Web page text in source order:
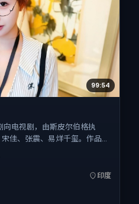
99:54
向电视剧，由斯皮尔伯格执
佳、张震、易烊千玺。作品主
分钟。
印度